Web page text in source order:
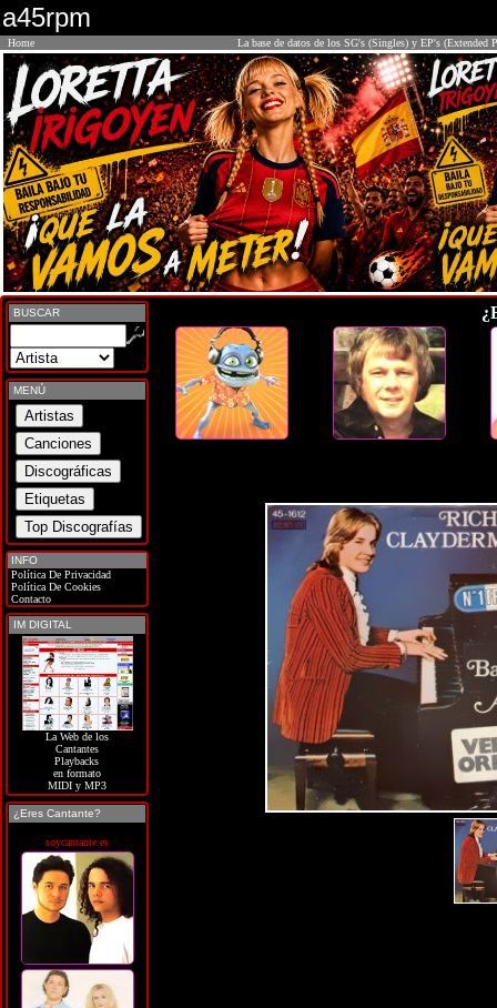
a45rpm
Home La base de datos de los SG's (Singles) y EP's (Extended
BUSCAR
MENÚ
INFO
Política De Privacidad
Política De Cookies
Contacto
IM DIGITAL
La Web de los
Cantantes
Playbacks
en formato
MIDI y MP3
¿Eres Cantante?
soycantante.es